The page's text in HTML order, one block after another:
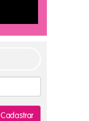
Cadastrar